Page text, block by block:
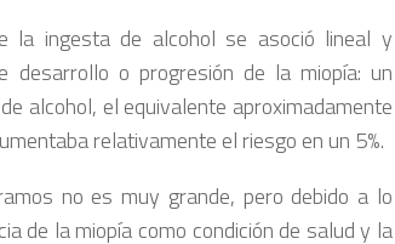
la ingesta de alcohol se asoció lineal y
desarrollo o progresión de la miopía: un
alcohol, el equivalente aproximadamente
relativamente el riesgo en un 5%.
no es muy grande, pero debido a lo
de la miopía como condición de salud y la